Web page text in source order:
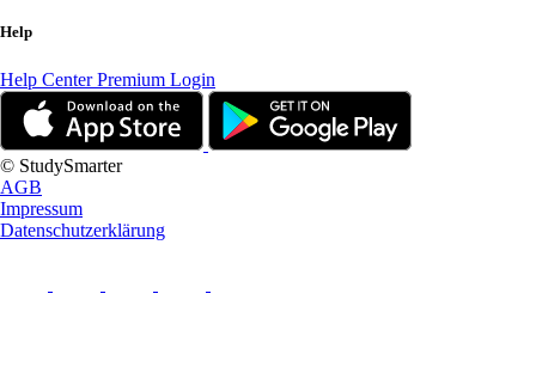
Help
Help CenterPremium Login
© StudySmarter
AGB
Impressum
Datenschutzerklärung